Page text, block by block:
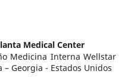
Medical Center
Medicina Interna Wellstar
Georgia - Estados Unidos